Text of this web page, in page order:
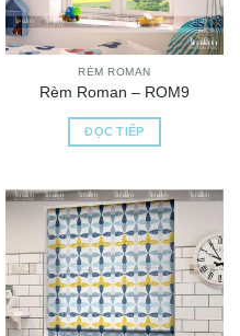
RÈM ROMAN
Rèm Roman – ROM9
ĐỌC TIẾP